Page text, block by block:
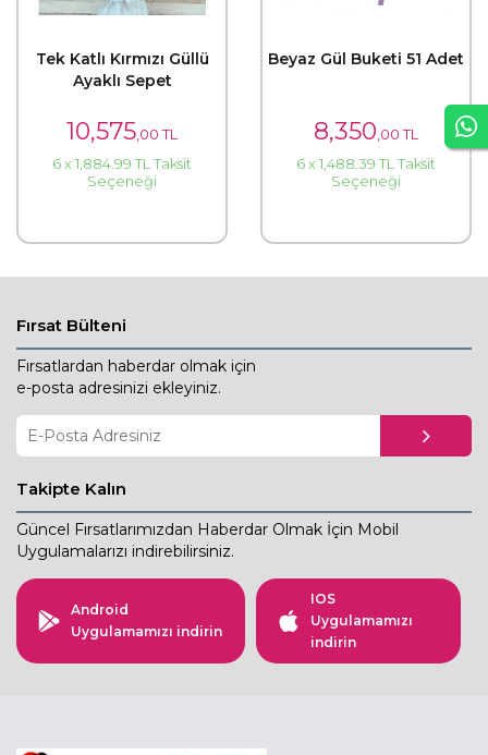
Tek Katlı Kırmızı Güllü
Ayaklı Sepet
10,575 ,00 TL
6 x 1,884.99 TL Taksit
Seçeneği
Beyaz Gül Buketi 51 Adet
8,350 ,00 TL
6 x 1,488.39 TL Taksit
Seçeneği
Fırsat Bülteni
Fırsatlardan haberdar olmak için
e-posta adresinizi ekleyiniz.
Takipte Kalın
Güncel Fırsatlarımızdan Haberdar Olmak İçin Mobil
Uygulamalarızı indirebilirsiniz.
Android
Uygulamamızı indirin
IOS
Uygulamamızı
indirin